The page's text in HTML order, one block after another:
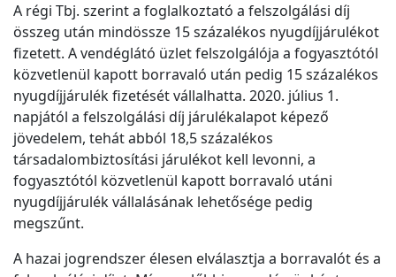
A régi Tbj. szerint a foglalkoztató a felszolgálási díj
összeg után mindössze 15 százalékos nyugdíjjárulékot
fizetett. A vendéglátó üzlet felszolgálója a fogyasztótól
közvetlenül kapott borravaló után pedig 15 százalékos
nyugdíjjárulék fizetését vállalhatta. 2020. július 1.
napjától a felszolgálási díj járulékalapot képező
jövedelem, tehát abból 18,5 százalékos
társadalombiztosítási járulékot kell levonni, a
fogyasztótól közvetlenül kapott borravaló utáni
nyugdíjjárulék vállalásának lehetősége pedig
megszűnt.
A hazai jogrendszer élesen elválasztja a borravalót és a